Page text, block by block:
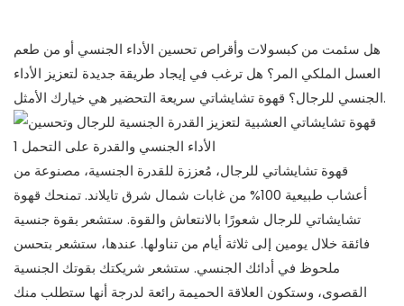
هل سئمت من كبسولات وأقراص تحسين الأداء الجنسي أو من طعم
العسل الملكي المر؟ هل ترغب في إيجاد طريقة جديدة لتعزيز الأداء
الجنسي للرجال؟ قهوة تشايشاتي سريعة التحضير هي خيارك الأمثل.
قهوة تشايشاتي للرجال، مُعززة للقدرة الجنسية، مصنوعة من
أعشاب طبيعية 100% من غابات شمال شرق تايلاند. تمنحك قهوة
تشايشاتي للرجال شعورًا بالانتعاش والقوة. ستشعر بقوة جنسية
فائقة خلال يومين إلى ثلاثة أيام من تناولها. عندها، ستشعر بتحسن
ملحوظ في أدائك الجنسي. ستشعر شريكتك بقوتك الجنسية
القصوى، وستكون العلاقة الحميمة رائعة لدرجة أنها ستطلب منك